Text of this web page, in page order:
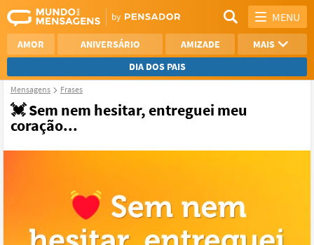
MENU
AMOR ANIVERSÁRIO AMIZADE
MAIS
DIA DOS PAIS
REFLEXÃO
AGRADECIMENTO
SAUDADE
Mensagens Frases
💓 Sem nem hesitar, entreguei meu
coração...